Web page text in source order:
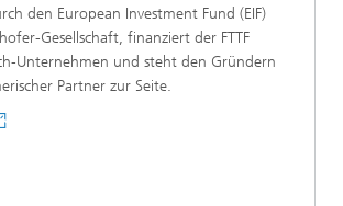
den European Investment Fund (EIF)
Gesellschaft, finanziert der FTTF
Unternehmen und steht den Gründern
Partner zur Seite.